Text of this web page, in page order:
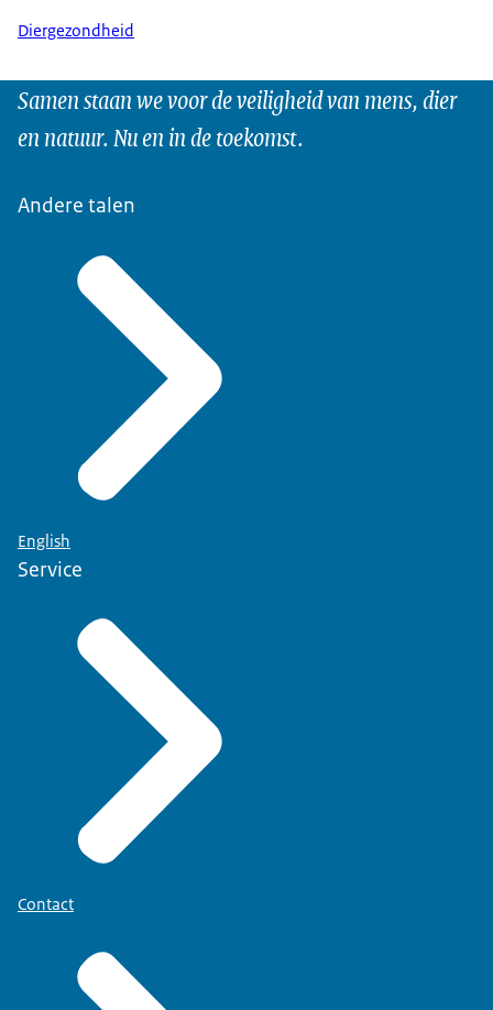
Diergezondheid
Samen staan we voor de veiligheid van mens, dier
en natuur. Nu en in de toekomst.
Andere talen
English
Service
Contact